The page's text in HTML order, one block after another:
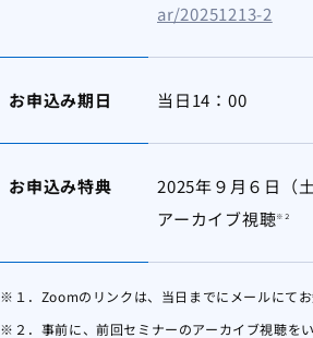
ar/20251213-2
お申込み期日 当日14：00
お申込み特典
2025年９月６日（
アーカイブ視聴※２
※１．Zoomのリンクは、当日までにメールにてお
※２．事前に、前回セミナーのアーカイブ視聴を